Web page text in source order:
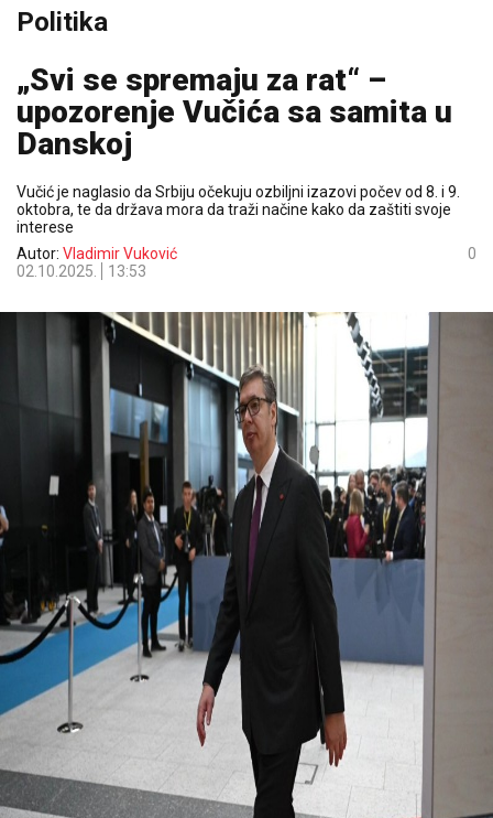
Politika
„Svi se spremaju za rat“ –
upozorenje Vučića sa samita u
Danskoj
Vučić je naglasio da Srbiju očekuju ozbiljni izazovi počev od 8. i 9.
oktobra, te da država mora da traži načine kako da zaštiti svoje
interese
Autor: Vladimir Vuković
02.10.2025.
13:53
0